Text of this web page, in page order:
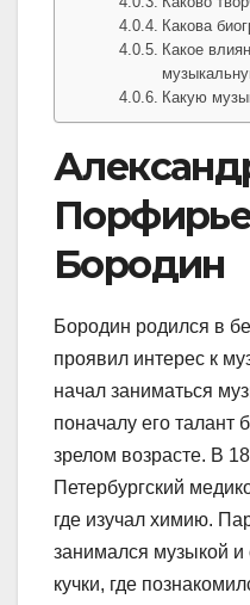
Какова
Какое
Какую
Бородин
Бородин родился в
проявил интерес к
начал заниматься
поначалу его талант
зрелом возрасте. В
Петербургский
где изучал химию.
занимался музыкой и
кучки, где